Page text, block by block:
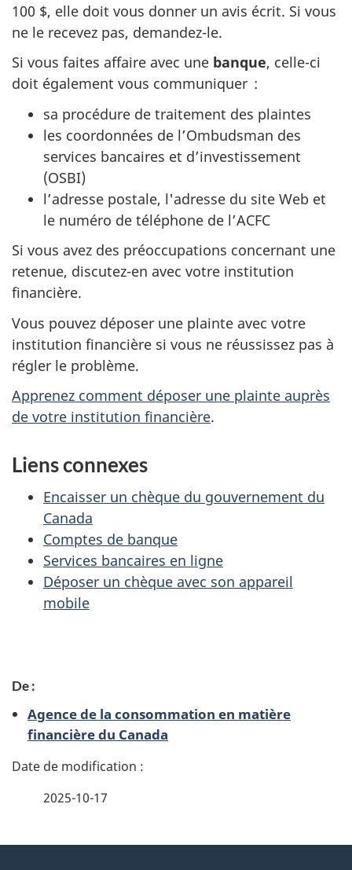
100 $, elle doit vous donner un avis écrit. Si vous
ne le recevez pas, demandez-le.
Si vous faites affaire avec une banque, celle-ci
doit également vous communiquer :
sa procédure de traitement des plaintes
les coordonnées de l’Ombudsman des
services bancaires et d’investissement
(OSBI)
l’adresse postale, l'adresse du site Web et
le numéro de téléphone de l’ACFC
Si vous avez des préoccupations concernant une
retenue, discutez-en avec votre institution
financière.
Vous pouvez déposer une plainte avec votre
institution financière si vous ne réussissez pas à
régler le problème.
Apprenez comment déposer une plainte auprès
de votre institution financière.
Liens connexes
Encaisser un chèque du gouvernement du
Canada
Comptes de banque
Services bancaires en ligne
Déposer un chèque avec son appareil
mobile
é
a
De :
Agence de la consommation en matière
financière du Canada
2025-10-17